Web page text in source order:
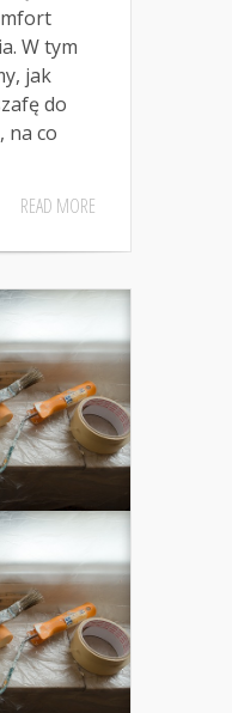
W tym
jak
do
na co
READ MORE